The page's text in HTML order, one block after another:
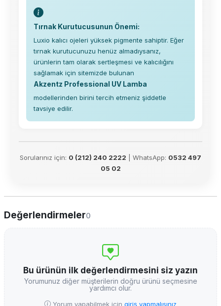
Tırnak Kurutucusunun Önemi:
Luxio kalıcı ojeleri yüksek pigmente sahiptir. Eğer
tırnak kurutucunuzu henüz almadıysanız,
ürünlerin tam olarak sertleşmesi ve kalıcılığını
sağlamak için sitemizde bulunan
Akzentz Professional UV Lamba
modellerinden birini tercih etmeniz şiddetle
tavsiye edilir.
Sorularınız için: 0 (212) 240 2222 | WhatsApp: 0532 497
05 02
Değerlendirmeler0
Bu ürünün ilk değerlendirmesini siz yazın
Yorumunuz diğer müşterilerin doğru ürünü seçmesine
yardımcı olur.
Yorum yapabilmek için giriş yapmalısınız